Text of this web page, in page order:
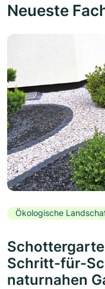
Neueste
Ökologische
Schritt-für-
naturnahen